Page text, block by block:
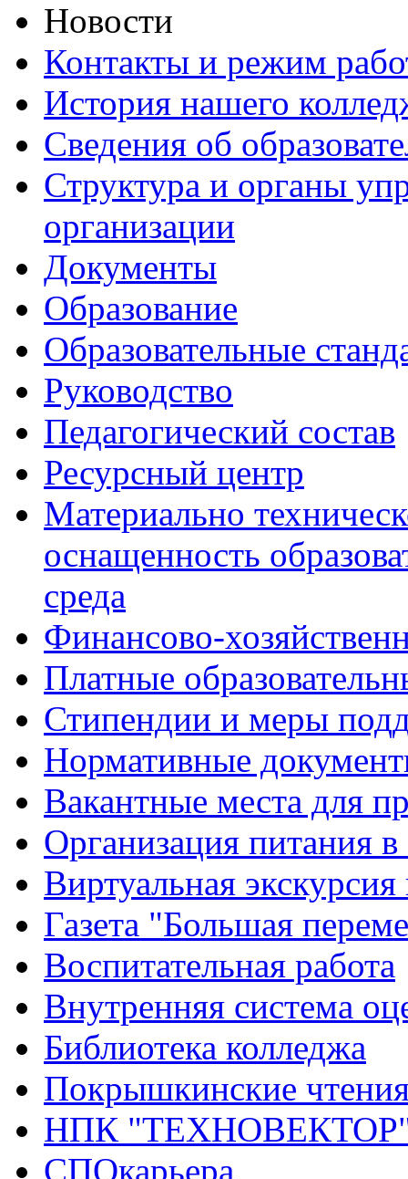
Новости
Контакты и режим
История нашего
Сведения об
Структура и органы
организации
Документы
Образование
Образовательные
Руководство
Педагогический состав
Ресурсный центр
Материально
оснащенность
среда
Финансово-
Платные
Стипендии и меры
Нормативные
Вакантные места для
Организация питания в
Виртуальная
Газета "Большая
Воспитательная работа
Внутренняя система
Библиотека колледжа
Покрышкинские
НПК
СПОкарьера